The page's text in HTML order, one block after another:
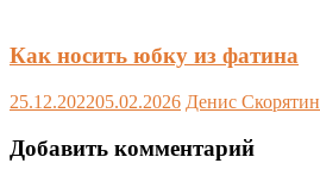
Как носить юбку из фатина
25.12.202205.02.2026 Денис Скорятин
Добавить комментарий